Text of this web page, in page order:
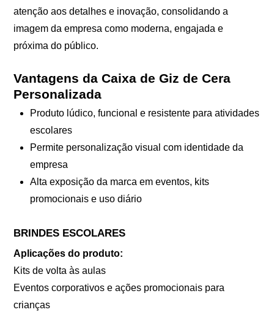
atenção aos detalhes e inovação, consolidando a
imagem da empresa como moderna, engajada e
próxima do público.
Vantagens da Caixa de Giz de Cera
Personalizada
Produto lúdico, funcional e resistente para atividades
escolares
Permite personalização visual com identidade da
empresa
Alta exposição da marca em eventos, kits
promocionais e uso diário
BRINDES ESCOLARES
Aplicações do produto:
Kits de volta às aulas
Eventos corporativos e ações promocionais para
crianças